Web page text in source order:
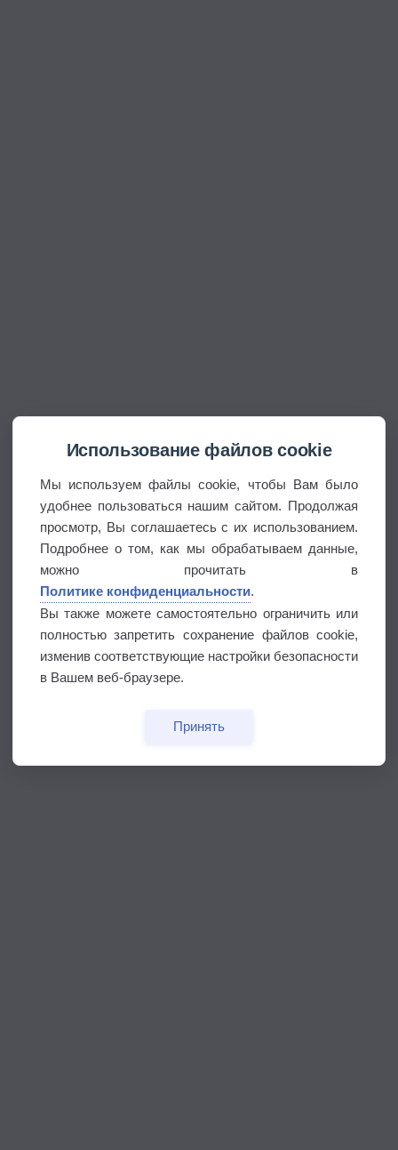
Использование файлов cookie
Мы используем файлы cookie, чтобы Вам было
удобнее пользоваться нашим сайтом. Продолжая
просмотр, Вы соглашаетесь с их использованием.
Подробнее о том, как мы обрабатываем данные,
можно прочитать в
Политике конфиденциальности.
Вы также можете самостоятельно ограничить или
полностью запретить сохранение файлов cookie,
изменив соответствующие настройки безопасности
в Вашем веб-браузере.
Принять